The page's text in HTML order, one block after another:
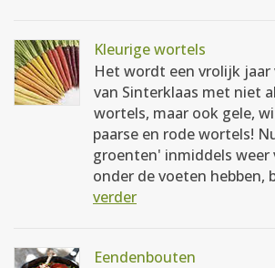
Kleurige wortels
Het wordt een vrolijk jaar
van Sinterklaas met niet
wortels, maar ook gele,
paarse en rode wortels!
groenten' inmiddels weer
onder de voeten hebben,
verder
Eendenbouten